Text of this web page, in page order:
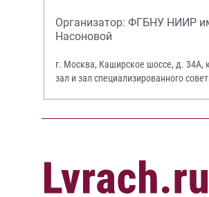
Организатор: ФГБНУ НИИР
Насоновой
г. Москва, Каширское шоссе, д. 34А,
зал и зал специализированного